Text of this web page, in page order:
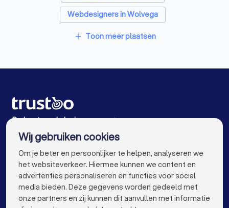
Webdesigners in Wolvega
Webdesigners in Bolsward
Webdesigners in Amsterdam
Webdesigners in Rotterdam
Webdesigners in Den Haag
Webdesigners in Utrecht
Webdesigners in Eindhoven
add Toon meer plaatsen
De beste webdesigners voor jou
VOOR PARTICULIEREN keyboard_arrow_down
Wij gebruiken cookies
Om je beter en persoonlijker te helpen, analyseren we
het websiteverkeer. Hiermee kunnen we content en
advertenties personaliseren en functies voor social
media bieden. Deze gegevens worden gedeeld met
onze partners en zij kunnen dit aanvullen met informatie